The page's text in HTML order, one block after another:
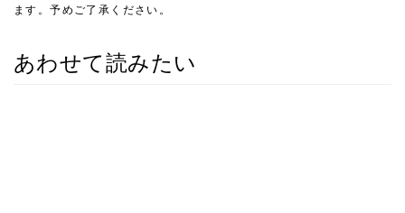
ます。予めご了承ください。
あわせて読みたい